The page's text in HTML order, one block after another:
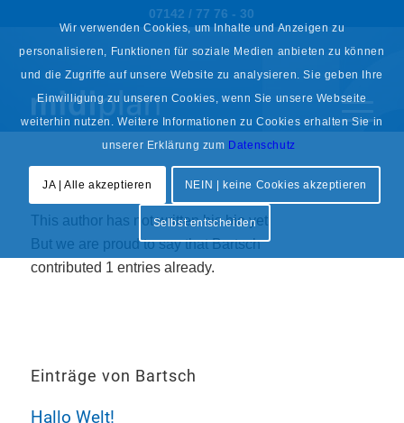
07142 / 77 76 - 30
ÜberBartsch
This author has not written his bio yet.
But we are proud to say thatBartsch
contributed 1 entries already.
Einträge von Bartsch
Hallo Welt!
Wir verwenden Cookies, um Inhalte und Anzeigen zu
personalisieren, Funktionen für soziale Medien anbieten zu können
und die Zugriffe auf unsere Website zu analysieren. Sie geben Ihre
Einwilligung zu unseren Cookies, wenn Sie unsere Webseite
weiterhin nutzen. Weitere Informationen zu Cookies erhalten Sie in
unserer Erklärung zum Datenschutz
JA | Alle akzeptieren NEIN | keine Cookies akzeptieren
Selbst entscheiden